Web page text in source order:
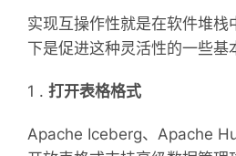
实现互操作性就是在软件堆栈
下是促进这种灵活性的一些基
1 . 打开表格格式
Apache Iceberg、Apache